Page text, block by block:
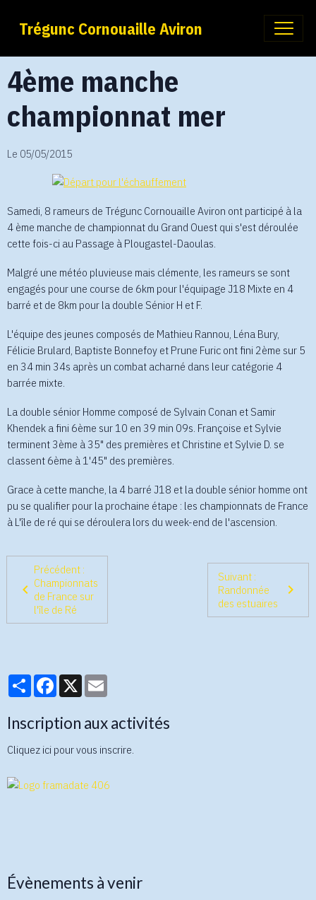
Trégunc Cornouaille Aviron
4ème manche
championnat mer
Le 05/05/2015
Samedi, 8 rameurs de Trégunc Cornouaille Aviron ont participé à la
4 ème manche de championnat du Grand Ouest qui s'est déroulée
cette fois-ci au Passage à Plougastel-Daoulas.
Malgré une météo pluvieuse mais clémente, les rameurs se sont
engagés pour une course de 6km pour l'équipage J18 Mixte en 4
barré et de 8km pour la double Sénior H et F.
L'équipe des jeunes composés de Mathieu Rannou, Léna Bury,
Félicie Brulard, Baptiste Bonnefoy et Prune Furic ont fini 2ème sur 5
en 34 min 34s après un combat acharné dans leur catégorie 4
barrée mixte.
La double sénior Homme composé de Sylvain Conan et Samir
Khendek a fini 6ème sur 10 en 39 min 09s. Françoise et Sylvie
terminent 3ème à 35" des premières et Christine et Sylvie D. se
classent 6ème à 1'45" des premières.
Grace à cette manche, la 4 barré J18 et la double sénior homme ont
pu se qualifier pour la prochaine étape : les championnats de France
à L'île de ré qui se déroulera lors du week-end de l'ascension.
Précédent :
Championnats
de France sur
l'île de Ré
Suivant :
Randonnée
des estuaires
PartagerFacebook
X
Inscription aux activités
Cliquez ici pour vous inscrire.
Évènements à venir